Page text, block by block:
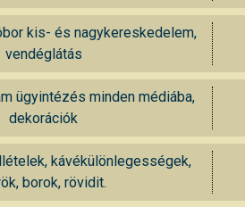
kis- és nagykereskedelem,
vendéglátás
ügyintézés minden médiába,
dekorációk
kávékülönlegességek,
borok, rövidit.